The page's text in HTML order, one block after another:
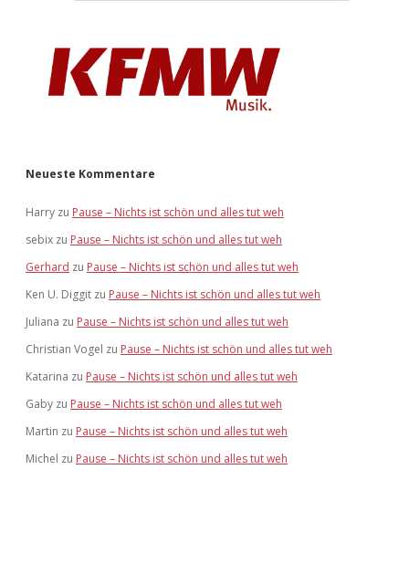
Neueste Kommentare
Harry zu Pause – Nichts ist schön und alles tut weh
sebix zu Pause – Nichts ist schön und alles tut weh
Gerhard zu Pause – Nichts ist schön und alles tut weh
Ken U. Diggit zu Pause – Nichts ist schön und alles tut weh
Juliana zu Pause – Nichts ist schön und alles tut weh
Christian Vogel zu Pause – Nichts ist schön und alles tut weh
Katarina zu Pause – Nichts ist schön und alles tut weh
Gaby zu Pause – Nichts ist schön und alles tut weh
Martin zu Pause – Nichts ist schön und alles tut weh
Michel zu Pause – Nichts ist schön und alles tut weh